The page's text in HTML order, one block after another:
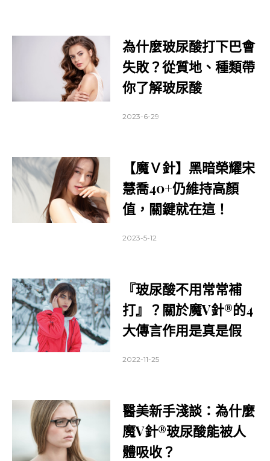
為什麼玻尿酸打下巴會
失敗？從質地、種類帶
你了解玻尿酸
2023-6-29
【魔Ｖ針】黑暗榮耀宋
慧喬40+仍維持高顏
值，關鍵就在這！
2023-5-12
『玻尿酸不用常常補
打』？關於魔V針®的4
大傳言作用是真是假
2022-11-25
醫美新手淺談：為什麼
魔V針®玻尿酸能被人
體吸收？